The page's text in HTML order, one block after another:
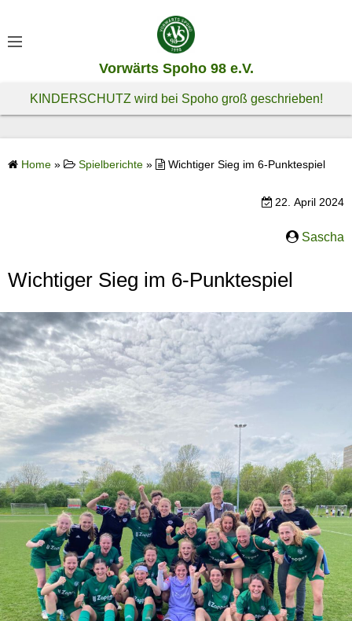
Vorwärts Spoho 98 e.V.
KINDERSCHUTZ wird bei Spoho groß geschrieben!
Home » Spielberichte » Wichtiger Sieg im 6-Punktespiel
22. April 2024
Sascha
Wichtiger Sieg im 6-Punktespiel